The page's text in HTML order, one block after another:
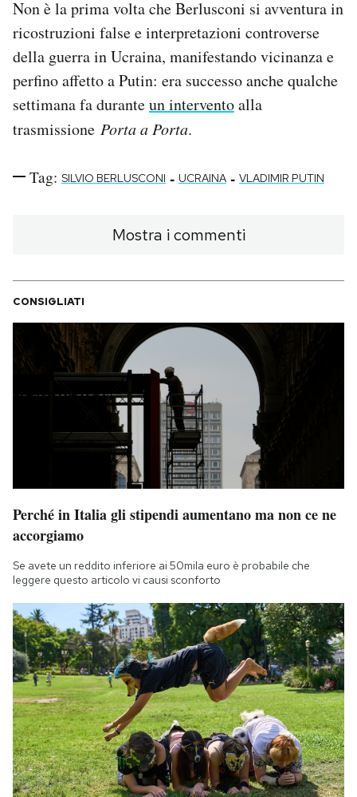
Non è la prima volta che Berlusconi si avventura in
ricostruzioni false e interpretazioni controverse
della guerra in Ucraina, manifestando vicinanza e
perfino affetto a Putin: era successo anche qualche
settimana fa duranteun interventoalla
trasmissione Porta a Porta.
Tag: SILVIO BERLUSCONI - UCRAINA - VLADIMIR PUTIN
Mostra i commenti
CONSIGLIATI
Perché in Italia gli stipendi aumentano ma non ce ne
accorgiamo
Se avete un reddito inferiore ai 50mila euro è probabile che
leggere questo articolo vi causi sconforto